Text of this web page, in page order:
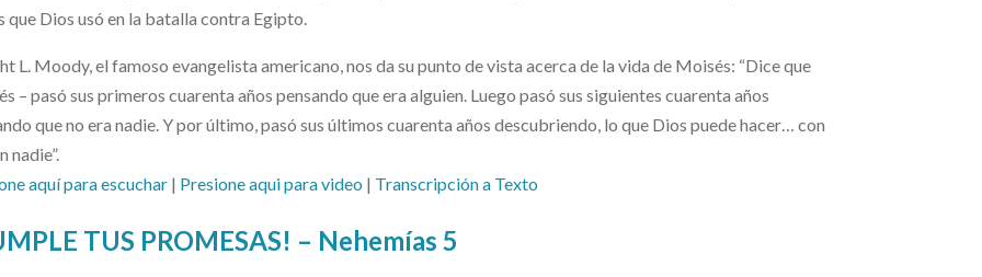
que Dios usó en la batalla contra Egipto.
L. Moody, el famoso evangelista americano, nos da su punto de vista acerca de la vida de Moisés: “Dice que
– pasó sus primeros cuarenta años pensando que era alguien. Luego pasó sus siguientes cuarenta años
que no era nadie. Y por último, pasó sus últimos cuarenta años descubriendo, lo que Dios puede hacer… con
nadie”.
aquí para escuchar | Presione aqui para video | Transcripción a Texto
TUS PROMESAS! – Nehemías 5